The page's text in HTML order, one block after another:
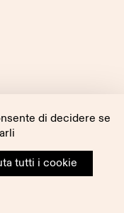
di decidere se
tutti i cookie